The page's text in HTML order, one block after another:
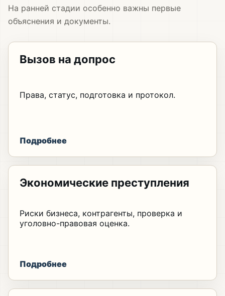
На ранней стадии особенно важны первые
объяснения и документы.
Вызов на допрос
Права, статус, подготовка и протокол.
Подробнее
Экономические преступления
Риски бизнеса, контрагенты, проверка и
уголовно-правовая оценка.
Подробнее